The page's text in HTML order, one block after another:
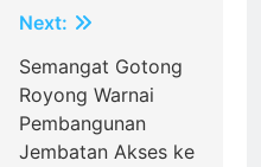
Next:
Semangat Gotong
Royong Warnai
Pembangunan
Jembatan Akses ke